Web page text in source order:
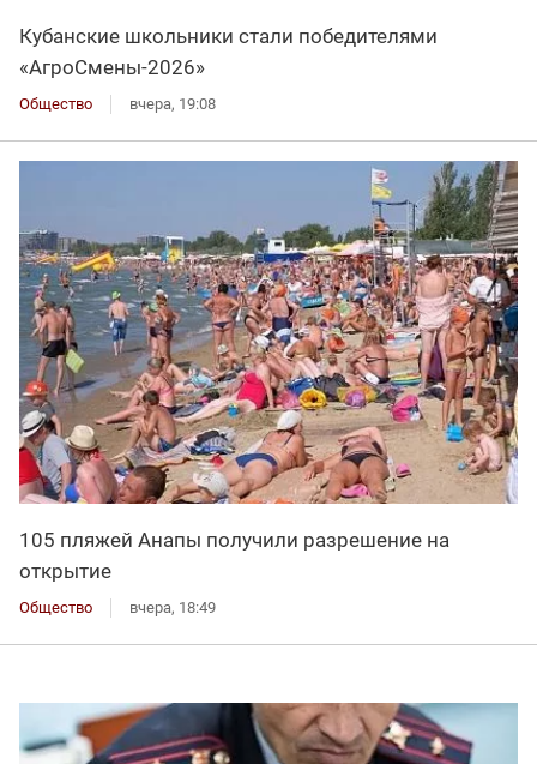
Кубанские школьники стали победителями
«АгроСмены-2026»
Общество вчера, 19:08
105 пляжей Анапы получили разрешение на
открытие
Общество вчера, 18:49